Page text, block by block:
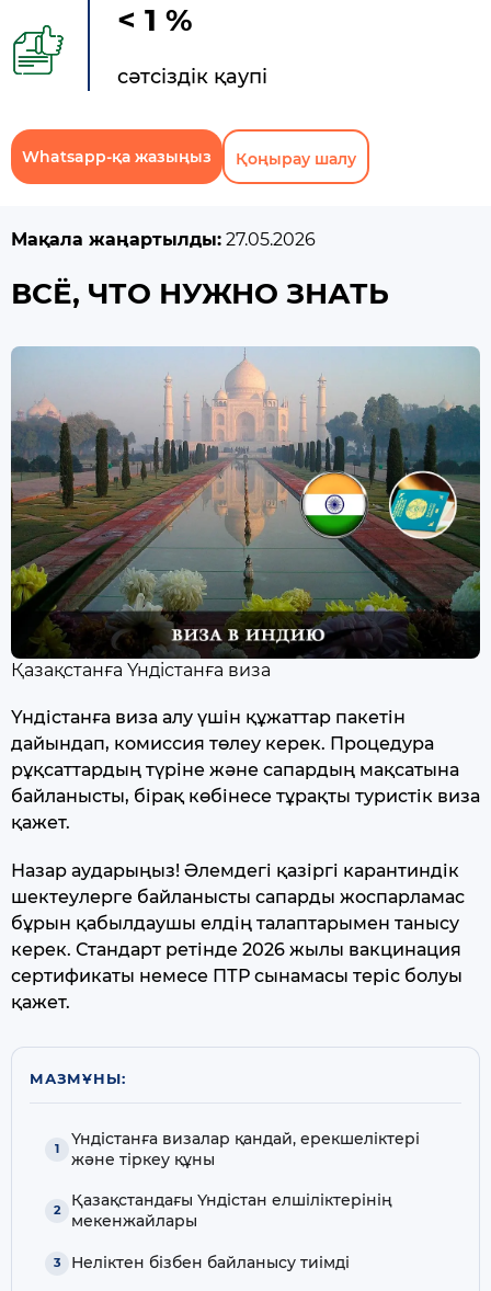
< 1 %
сәтсіздік қаупі
Whatsapp-қа жазыңыз Қоңырау шалу
Мақала жаңартылды: 27.05.2026
ВСЁ, ЧТО НУЖНО ЗНАТЬ
Қазақстанға Үндістанға виза
Үндістанға виза алу үшін құжаттар пакетін
дайындап, комиссия төлеу керек. Процедура
рұқсаттардың түріне және сапардың мақсатына
байланысты, бірақ көбінесе тұрақты туристік виза
қажет.
Назар аударыңыз! Әлемдегі қазіргі карантиндік
шектеулерге байланысты сапарды жоспарламас
бұрын қабылдаушы елдің талаптарымен танысу
керек. Стандарт ретінде 2026 жылы вакцинация
сертификаты немесе ПТР сынамасы теріс болуы
қажет.
МАЗМҰНЫ:
Үндістанға визалар қандай, ерекшеліктері
және тіркеу құны
Қазақстандағы Үндістан елшіліктерінің
мекенжайлары
Неліктен бізбен байланысу тиімді